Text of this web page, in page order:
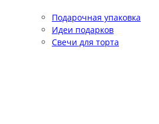
Подарочная упаковка
Идеи подарков
Свечи для торта